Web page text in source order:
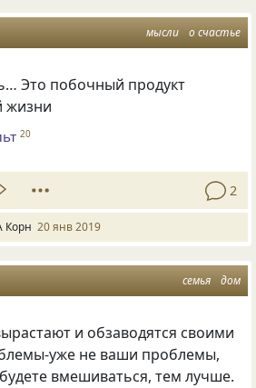
мысли о счастье
Это побочный продукт
жизни
20
2
20 янв 2019
семья дом
и обзаводятся своими
уже не ваши проблемы,
вмешиваться, тем лучше.